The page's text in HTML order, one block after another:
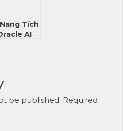
Tích
AI
be published. Required